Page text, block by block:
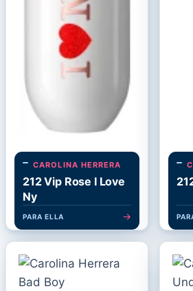
CAROLINA HERRERA
212 Vip Rose I Love
Ny
PARA ELLA →